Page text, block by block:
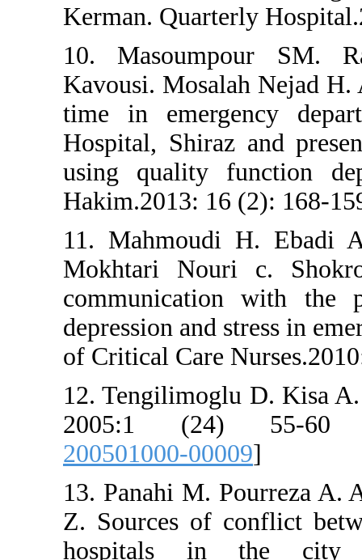
Kerman. Quarterly
10.
Kavousi. Mosalah
time in
Hospital, Shiraz
using quality
Hakim.2013: 16
11. Mahmoudi
Mokhtari Nouri
communication
depression and
of Critical Care
12. Tengilimoglu
2005:1 (24)
200501000-00009
13. Panahi M.
Z. Sources of
hospitals in